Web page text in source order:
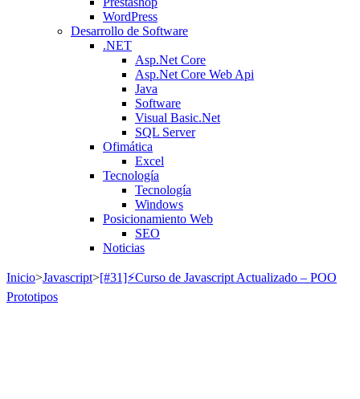
WordPress
Desarrollo de Software
.NET
Asp.Net Core
Asp.Net Core Web Api
Java
Software
Visual Basic.Net
SQL Server
Ofimática
Excel
Tecnología
Tecnología
Windows
Posicionamiento Web
SEO
Noticias
Inicio>Javascript>[#31]⚡Curso de Javascript Actualizado – POO
Prototipos